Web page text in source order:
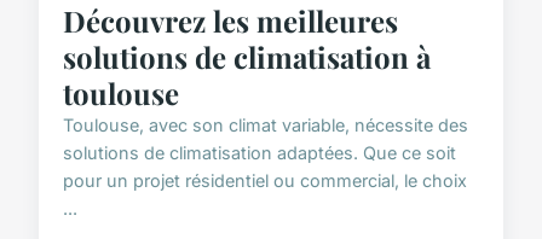
Découvrez les meilleures
solutions de climatisation à
toulouse
Toulouse, avec son climat variable, nécessite des
solutions de climatisation adaptées. Que ce soit
pour un projet résidentiel ou commercial, le choix
...